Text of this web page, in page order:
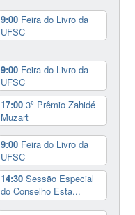
9:00 Feira do Livro da
UFSC
9:00 Feira do Livro da
UFSC
17:003º Prêmio Zahidé
Muzart
9:00 Feira do Livro da
UFSC
14:30Sessão Especial
do Conselho Esta...